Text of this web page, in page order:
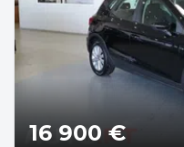
16 900 €